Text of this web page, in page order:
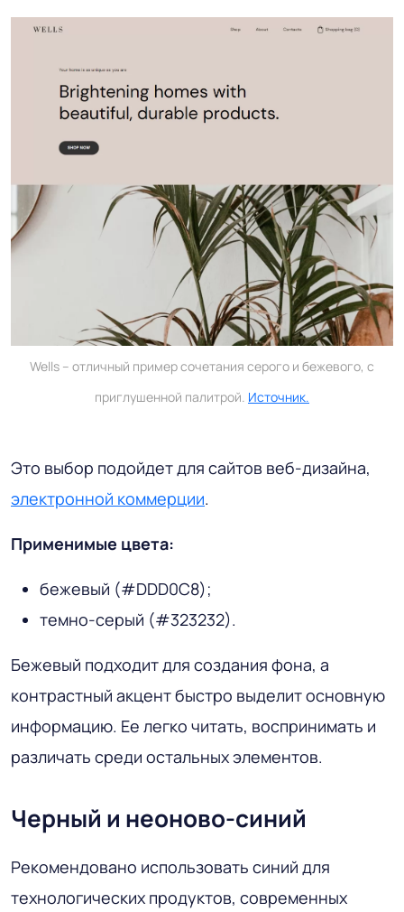
Wells – отличный пример сочетания серого и бежевого, с
приглушенной палитрой. Источник.
Это выбор подойдет для сайтов веб-дизайна,
электронной коммерции.
Применимые цвета:
бежевый (#DDD0C8);
темно-серый (#323232).
Бежевый подходит для создания фона, а
контрастный акцент быстро выделит основную
информацию. Ее легко читать, воспринимать и
различать среди остальных элементов.
Черный и неоново-синий
Рекомендовано использовать синий для
технологических продуктов, современных